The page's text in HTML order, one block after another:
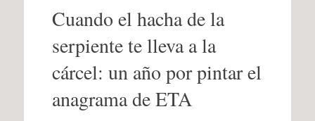
contenidoCuando el hacha de la
serpiente te lleva a la
cárcel: un año por pintar el
anagrama de ETA